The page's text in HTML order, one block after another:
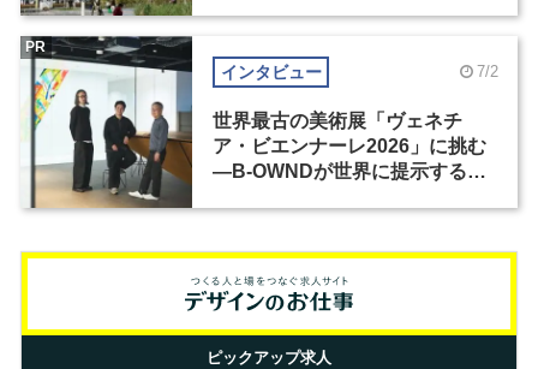
インタビュー 7/2
世界最古の美術展「ヴェネチ
ア・ビエンナーレ2026」に挑む
―B-OWNDが世界に提示する美
PR
ピックアップ求人